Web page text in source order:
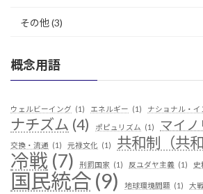
その他(3)
概念用語
ウェルビーイング (1) エネルギー (1) ナショナル・イ
ナチズム (4) ポピュリズム (1) マイノ
交換・流通 (1) 元禄文化 (1) 共和制（共和
冷戦 (7) 刑罰国家 (1) 反ユダヤ主義 (1) 史
国民統合 (9) 地球環境問題 (1) 大